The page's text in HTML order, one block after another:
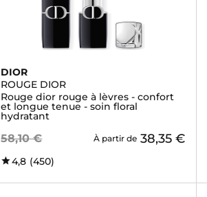
DIOR
ROUGE DIOR
Rouge dior rouge à lèvres - confort
et longue tenue - soin floral
hydratant
58,10 € À partir de 38,35 €
4,8 (450)